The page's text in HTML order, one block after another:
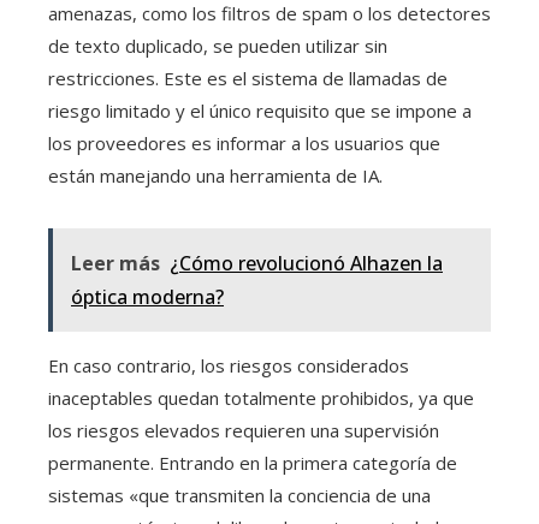
amenazas, como los filtros de spam o los detectores
de texto duplicado, se pueden utilizar sin
restricciones. Este es el sistema de llamadas de
riesgo limitado y el único requisito que se impone a
los proveedores es informar a los usuarios que
están manejando una herramienta de IA.
Leer más ¿Cómo revolucionó Alhazen la
óptica moderna?
En caso contrario, los riesgos considerados
inaceptables quedan totalmente prohibidos, ya que
los riesgos elevados requieren una supervisión
permanente. Entrando en la primera categoría de
sistemas «que transmiten la conciencia de una